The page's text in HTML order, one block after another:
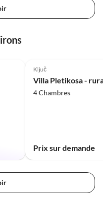
Ključ
4 Chambres
Prix sur demande